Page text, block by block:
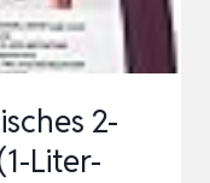
2-
Liter-